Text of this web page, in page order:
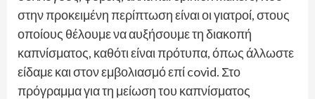
στην προκειμένη περίπτωση είναι οι γιατροί, στους
οποίους θέλουμε να αυξήσουμε τη διακοπή
καπνίσματος, καθότι είναι πρότυπα, όπως άλλωστε
είδαμε και στον εμβολιασμό επί covid. Στο
πρόγραμμα για τη μείωση του καπνίσματος